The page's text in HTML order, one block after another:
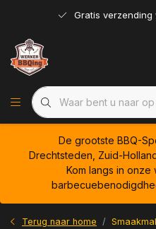
Gratis verzending
De grootste BBQ-
Drechtsteden, Zuid-
Kom langs in
Terug naar home